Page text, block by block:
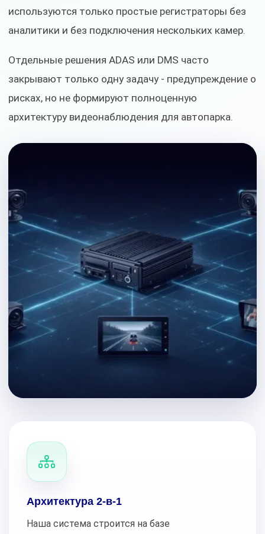
используются только простые регистраторы без
аналитики и без подключения нескольких камер.
Отдельные решения ADAS или DMS часто
закрывают только одну задачу - предупреждение о
рисках, но не формируют полноценную
архитектуру видеонаблюдения для автопарка.
Архитектура 2-в-1
Наша система строится на базе